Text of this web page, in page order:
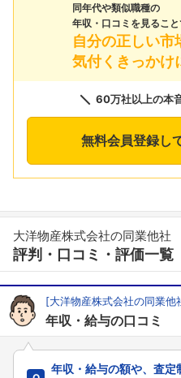
同年代や類似職種の
年収・口コミを見るこ
自分の正しい市
気付くきっかけ
60万社以上の本
無料会員登録し
大洋物産株式会社の同業他社
評判・口コミ・評価一覧
[大洋物産株式会社の同業他
年収・給与の口コミ
年収・給与の額や、査